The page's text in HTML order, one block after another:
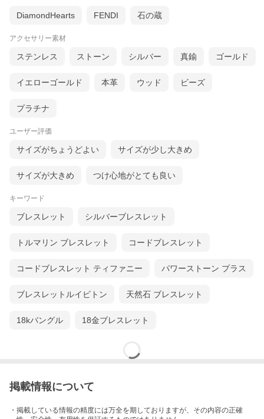
DiamondHearts FENDI 石の蔵
アクセサリー素材
ステンレス ストーン シルバー 真鍮 ゴールド
イエローゴールド 本革 ウッド ビーズ
プラチナ
ユーザー評価
サイズがちょうどよい サイズが少し大きめ
サイズが大きめ つけ心地がとても良い
キーワード
ブレスレット シルバーブレスレット
トルマリン ブレスレット コードブレスレット
コードブレスレット ティファニー パワーストーン プラス
ブレスレットルイビトン 天然石 ブレスレット
18kバングル 18金ブレスレット
掲載情報について
・掲載している情報の精度には万全を期しておりますが、その内容の正確